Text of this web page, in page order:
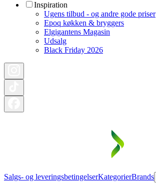
Inspiration
Ugens tilbud - og andre gode priser
Epoq køkken & bryggers
Elgigantens Magasin
Udsalg
Black Friday 2026
Salgs- og leveringsbetingelserKategorierBrands